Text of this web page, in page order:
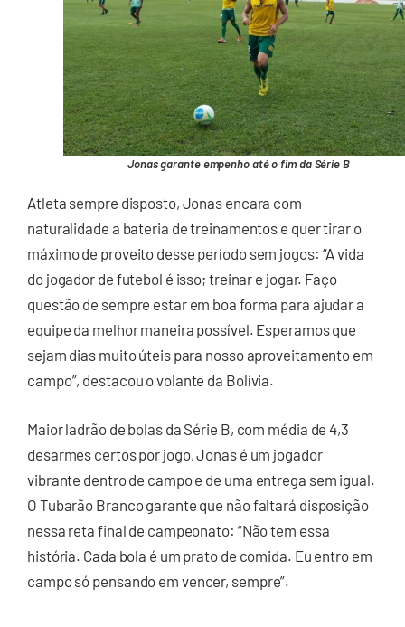
Jonas garante empenho até o fim da Série B
Atleta sempre disposto, Jonas encara com
naturalidade a bateria de treinamentos e quer tirar o
máximo de proveito desse período sem jogos: “A vida
do jogador de futebol é isso; treinar e jogar. Faço
questão de sempre estar em boa forma para ajudar a
equipe da melhor maneira possível. Esperamos que
sejam dias muito úteis para nosso aproveitamento em
campo”, destacou o volante da Bolívia.
Maior ladrão de bolas da Série B, com média de 4,3
desarmes certos por jogo, Jonas é um jogador
vibrante dentro de campo e de uma entrega sem igual.
O Tubarão Branco garante que não faltará disposição
nessa reta final de campeonato: “Não tem essa
história. Cada bola é um prato de comida. Eu entro em
campo só pensando em vencer, sempre”.